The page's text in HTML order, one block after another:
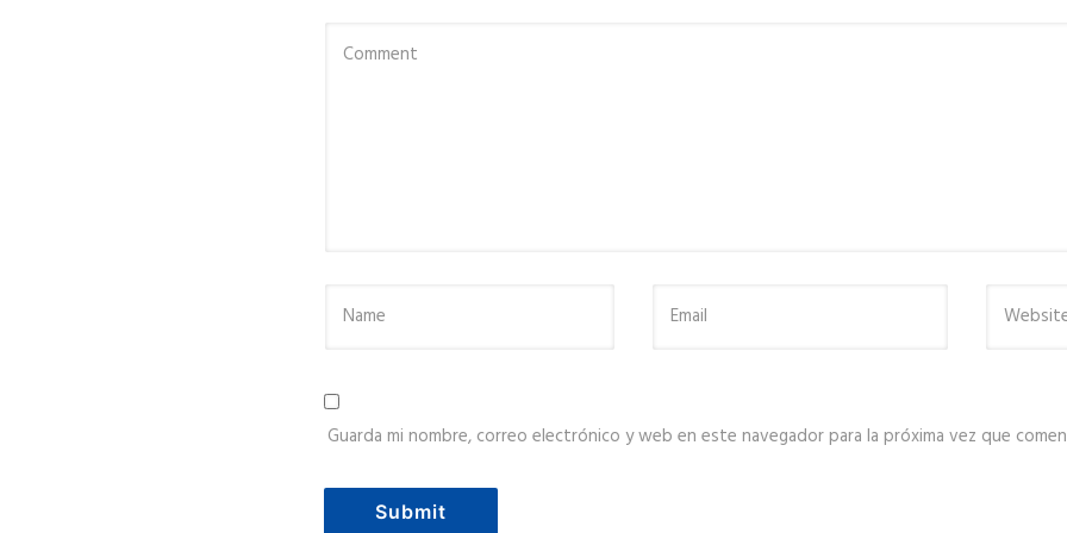
Guarda mi nombre, correo electrónico y web en este navegador para la próxima vez que